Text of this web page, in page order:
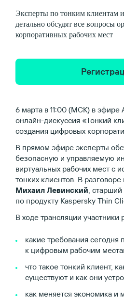
Эксперты по тонким клиентам
детально обсудят все вопросы
корпоративных рабочих мест
6 марта в 11:00 (МСК) в эфире
онлайн-дискуссия «Тонкий
создания цифровых
В прямом эфире эксперты
безопасную и управляемую
виртуальных рабочих мест с
тонких клиентов. В
Михаил Левинский,
по продукту Kaspersky Thin
В ходе трансляции участники
какие требования сегодня
к цифровым рабочим
что такое тонкий клиент,
существуют и как они
как меняется экономика и